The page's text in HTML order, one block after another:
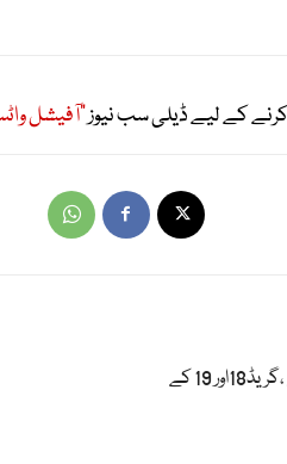
کے لیے ڈیلی سب نیوز"آفیشل
سی ڈی اے میں اعلی سطح پر تقرر و تبادلے ،گریڈ18اور 19 کے